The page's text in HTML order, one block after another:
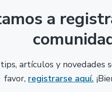
a
artículos y novedades
favor, registrarse aquí.